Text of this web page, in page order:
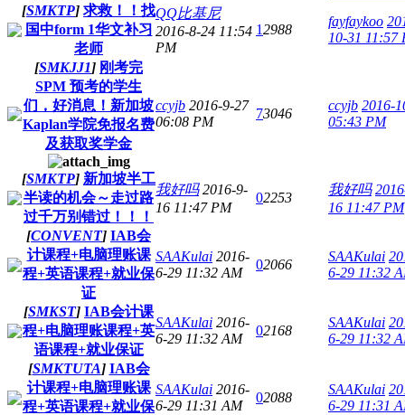
[SMKTP] 求救！！找
国中form 1华文补习
老师
QQ比基尼
2016-8-24 11:54
PM
12988
fayfaykoo
10-31 11:57
[SMKJJ1] 刚考完
SPM 预考的学生
们，好消息！新加坡
Kaplan学院免报名费
及获取奖学金
ccyjb 2016-9-27
06:08 PM
73046
ccyjb 2016-
05:43 PM
[SMKTP] 新加坡半工
半读的机会～走过路
过千万别错过！！！
我好吗 2016-9-
16 11:47 PM
02253
我好吗
16 11:47 PM
[CONVENT] IAB会
计课程+电脑理账课
程+英语课程+就业保
证
SAAKulai 2016-
6-29 11:32 AM
02066
SAAKulai
6-29 11:32
[SMKST] IAB会计课
程+电脑理账课程+英
语课程+就业保证
SAAKulai 2016-
6-29 11:32 AM
02168
SAAKulai
6-29 11:32
[SMKTUTA] IAB会
计课程+电脑理账课
程+英语课程+就业保
SAAKulai 2016-
6-29 11:31 AM
02088
SAAKulai
6-29 11:31